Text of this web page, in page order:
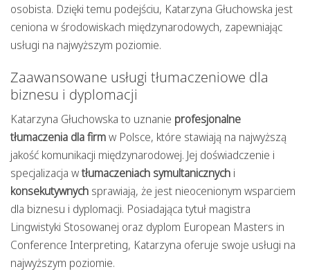
osobista. Dzięki temu podejściu, Katarzyna Głuchowska jest
ceniona w środowiskach międzynarodowych, zapewniając
usługi na najwyższym poziomie.
Zaawansowane usługi tłumaczeniowe dla
biznesu i dyplomacji
Katarzyna Głuchowska to uznanie profesjonalne
tłumaczenia dla firmw Polsce, które stawiają na najwyższą
jakość komunikacji międzynarodowej. Jej doświadczenie i
specjalizacja wtłumaczeniach symultanicznych i
konsekutywnych sprawiają, że jest nieocenionym wsparciem
dla biznesu i dyplomacji. Posiadająca tytuł magistra
Lingwistyki Stosowanej oraz dyplom European Masters in
Conference Interpreting, Katarzyna oferuje swoje usługi na
najwyższym poziomie.